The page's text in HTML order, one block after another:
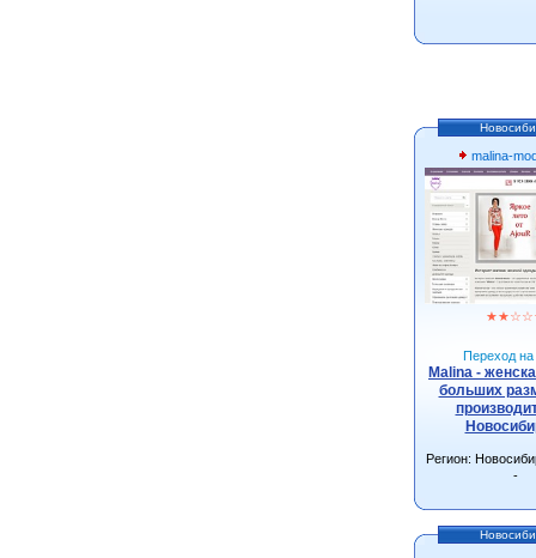
malina-
★★☆☆
Переход на
Malina -
больших
Регион:
-